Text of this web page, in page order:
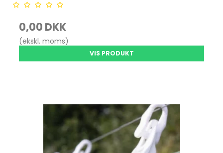
0,00 DKK
(ekskl. moms)
VIS PRODUKT